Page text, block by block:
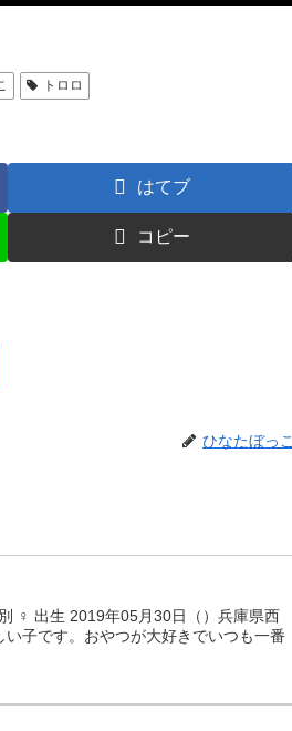
トロロ
はてブ
コピー
ひなたぼっこ
♀ 出生 2019年05月30日（）兵庫県西
子です。おやつが大好きでいつも一番